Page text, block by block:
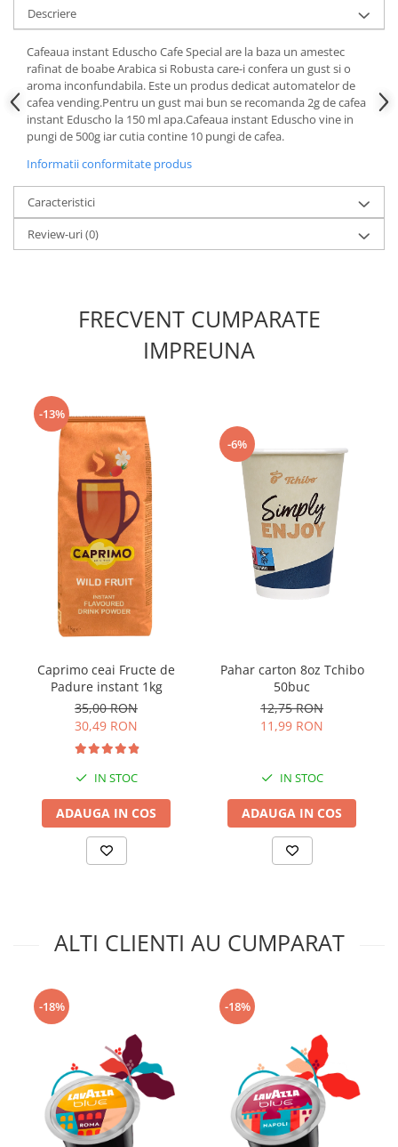
Descriere
Cafeaua instant Eduscho Cafe Special are la baza un amestec
rafinat de boabe Arabica si Robusta care-i confera un gust si o
aroma inconfundabila. Este un produs dedicat automatelor de
cafea vending.Pentru un gust mai bun se recomanda 2g de cafea
instant Eduscho la 150 ml apa.Cafeaua instant Eduscho vine in
pungi de 500g iar cutia contine 10 pungi de cafea.
Informatii conformitate produs
Caracteristici
Review-uri(0)
FRECVENT CUMPARATE
IMPREUNA
-13%
Caprimo ceai Fructe de
Padure instant 1kg
35,00 RON
30,49 RON
IN STOC
ADAUGA IN COS
-6%
Pahar carton 8oz Tchibo
50buc
12,75 RON
11,99 RON
IN STOC
ADAUGA IN COS
ALTI CLIENTI AU CUMPARAT
-18% -18%